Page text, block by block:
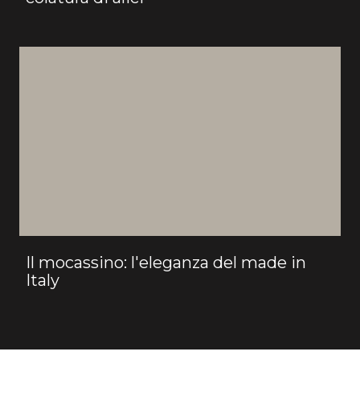
Il mocassino: l'eleganza del made in
Italy